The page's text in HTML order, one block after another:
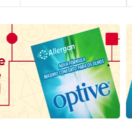
Laboratório
Por Menos